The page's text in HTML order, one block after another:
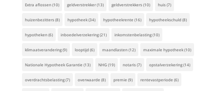
Extra aflossen(10) geldverstrekker(13) geldverstrekkers(10) huis(7)
huizenbezitters(8) hypotheek(34) hypotheekrente (16) hypotheekschuld(8)
hypotheken(6) inboedelverzekering(21) inkomstenbelasting(10)
klimaatverandering(9) looptijd(6) maandlasten(12) maximale hypotheek(10)
Nationale Hypotheek Garantie (13) NHG(19) notaris(7) opstalverzekering(14)
overdrachtsbelasting(7) overwaarde (8) premie (9) rentevastperiode (6)